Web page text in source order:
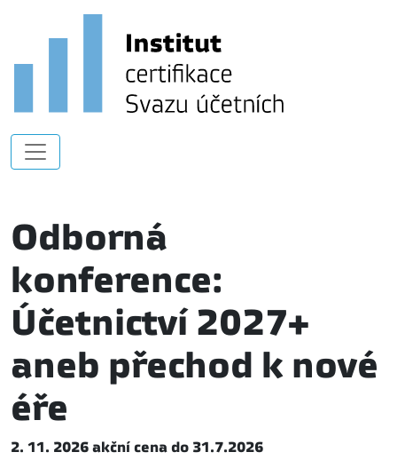
Odborná
konference:
Účetnictví 2027+
aneb přechod k nové
éře
2. 11. 2026 akční cena do 31.7.2026